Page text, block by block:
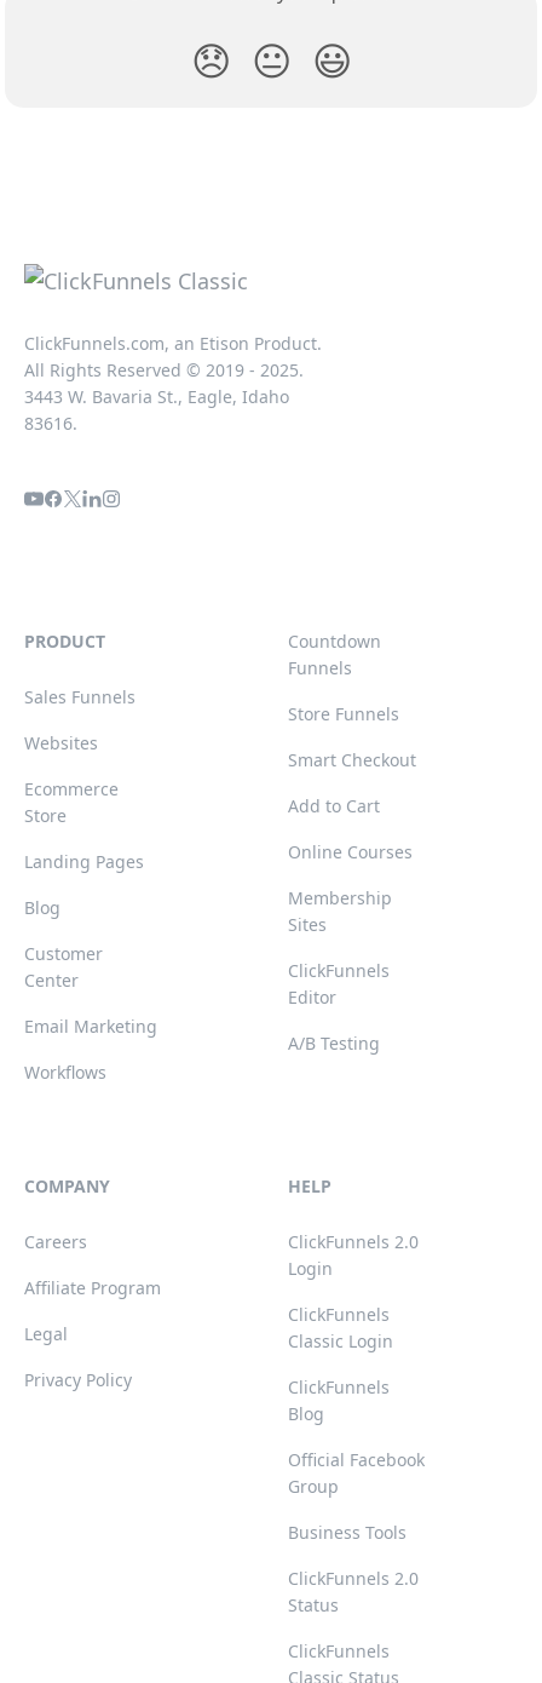
😞 😐 😃
ClickFunnels.com, an Etison Product.
All Rights Reserved © 2019 - 2025.
3443 W. Bavaria St., Eagle, Idaho
83616.
PRODUCT
Sales Funnels
Websites
Ecommerce
Store
Landing Pages
Blog
Customer
Center
Email Marketing
Workflows
Countdown
Funnels
Store Funnels
Smart Checkout
Add to Cart
Online Courses
Membership
Sites
ClickFunnels
Editor
A/B Testing
COMPANY
Careers
Affiliate Program
Legal
Privacy Policy
HELP
ClickFunnels 2.0
Login
ClickFunnels
Classic Login
ClickFunnels
Blog
Official Facebook
Group
Business Tools
ClickFunnels 2.0
Status
ClickFunnels
Classic Status